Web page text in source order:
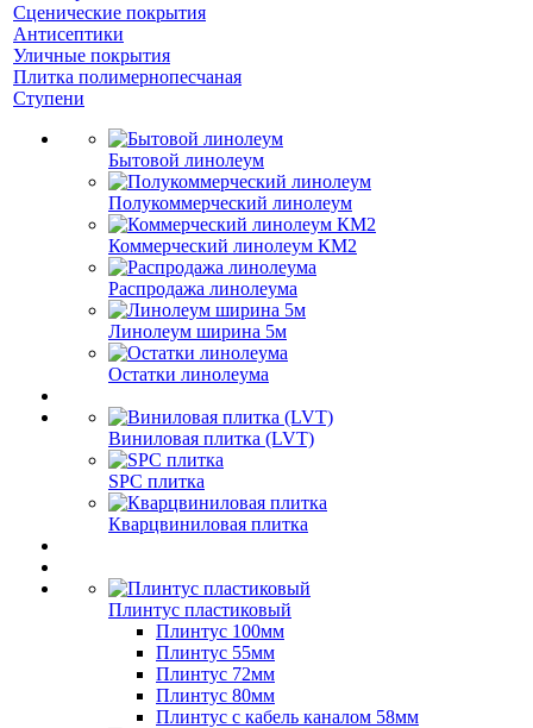
Сценические покрытия
Антисептики
Уличные покрытия
Плитка полимернопесчаная
Ступени
Бытовой линолеум
Полукоммерческий линолеум
Коммерческий линолеум КМ2
Распродажа линолеума
Линолеум ширина 5м
Остатки линолеума
Виниловая плитка (LVT)
SPC плитка
Кварцвиниловая плитка
Плинтус пластиковый
Плинтус 100мм
Плинтус 55мм
Плинтус 72мм
Плинтус 80мм
Плинтус с кабель каналом 58мм